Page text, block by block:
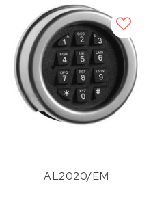
AL2020/EM